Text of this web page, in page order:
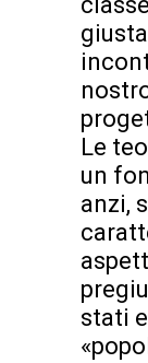
Le
un
anzi,
stati